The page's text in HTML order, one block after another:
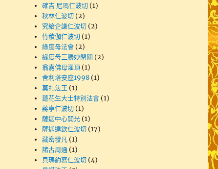
確吉 尼瑪仁波切 (1)
秋林仁波切 (2)
究給企謙仁波切 (2)
竹積伽仁波切 (1)
綠度母法會 (2)
緣度母三勝妙閉關 (2)
翁嘉佛母灌頂 (1)
舍利塔安座1998 (1)
莫扎法王 (1)
蓮花生大士特別法會 (1)
蔣寧仁波切 (1)
薩迦中心開光 (1)
薩迦達欽仁波切 (17)
藏密發凡 (1)
諸古周通 (1)
貝瑪約寫仁波切 (4)